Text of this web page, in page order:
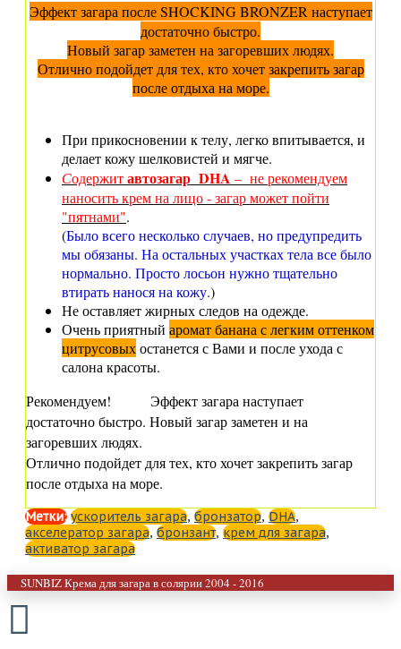
Эффект загара послеSHOCKING BRONZER наступает
достаточно быстро.
Новый загар заметен на загоревших людях.
Отлично подойдет для тех, кто хочет закрепить загар
после отдыха на море.
При прикосновении к телу, легко впитывается, и
делает кожу шелковистей и мягче.
Содержитавтозагар DHA – не рекомендуем
наносить крем на лицо - загар может пойти
"пятнами".
(Было всего несколько случаев, но предупредить
мы обязаны. На остальных участках тела все было
нормально. Просто лосьон нужно тщательно
втирать нанося на кожу.)
Не оставляет жирных следов на одежде.
Очень приятный аромат банана с легким оттенком
цитрусовыхостанется с Вами и после ухода с
салона красоты.
Рекомендуем! Эффект загара наступает
достаточно быстро. Новый загар заметен и на
загоревших людях.
Отлично подойдет для тех, кто хочет закрепить загар
после отдыха на море.
Метки: ускоритель загара, бронзатор, DHA,
акселератор загара, бронзант, крем для загара,
активатор загара
SUNBIZ Крема для загара в солярии 2004 - 2016